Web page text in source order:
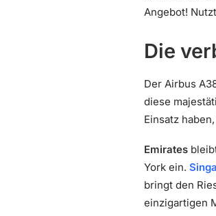
Angebot!
Die
Der Airbus
diese
Einsatz
Emirates
York ein.
bringt den
einzigartigen